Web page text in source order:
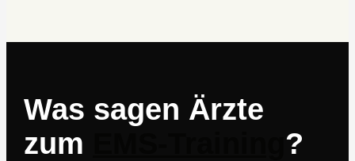
Was sagen Ärzte
zum
?